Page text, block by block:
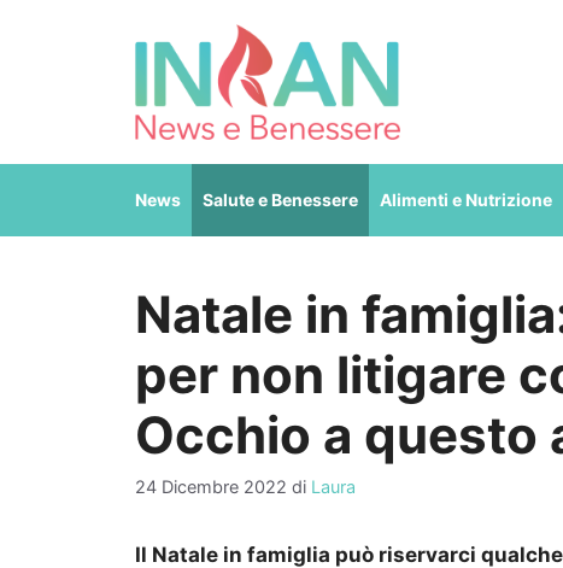
News Salute e Benessere Alimenti e Nutrizione
Natale in
per non litigare
Occhio a questo
24 Dicembre 2022 di Laura
Il Natale in famiglia può riservarci